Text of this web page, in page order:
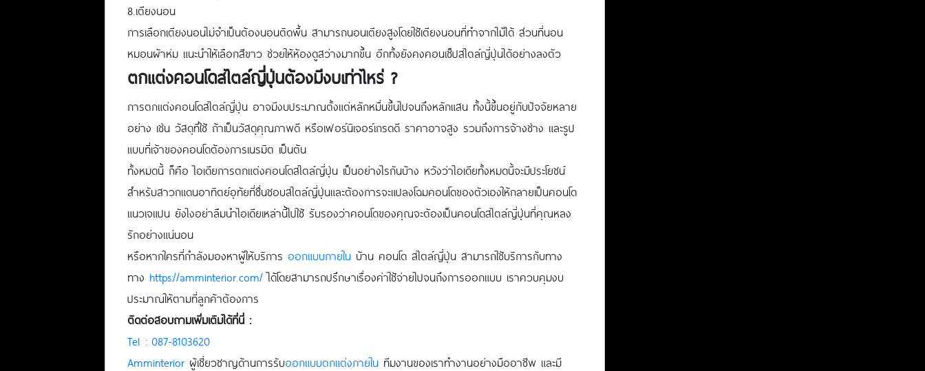
8.เตียงนอน
การเลือกเตียงนอนไม่จำเป็นต้องนอนติดพื้น สามารถนอนเตียงสูงโดยใช้เตียงนอนที่ทำจากไม้ได้ ส่วนที่นอน
หมอนผ้าห่ม แนะนำให้เลือกสีขาว ช่วยให้ห้องดูสว่างมากขึ้น อีกทั้งยังคงคอนเซ็ปสไตล์ญี่ปุ่นได้อย่างลงตัว
ตกแต่งคอนโดสไตล์ญี่ปุ่นต้องมีงบเท่าไหร่ ?
การตกแต่งคอนโดสไตล์ญี่ปุ่น อาจมีงบประมาณตั้งแต่หลักหมื่นขึ้นไปจนถึงหลักแสน ทั้งนี้ขึ้นอยู่กับปัจจัยหลาย
อย่าง เช่น วัสดุที่ใช้ ถ้าเป็นวัสดุคุณภาพดี หรือเฟอร์นิเจอร์เกรดดี ราคาอาจสูง รวมถึงการจ้างช่าง และรูป
แบบที่เจ้าของคอนโดต้องการเนรมิต เป็นต้น
ทั้งหมดนี้ ก็คือ ไอเดียการตกแต่งคอนโดสไตล์ญี่ปุ่น เป็นอย่างไรกันบ้าง หวังว่าไอเดียทั้งหมดนี้จะมีประโยชน์
สำหรับสาวกแดนอาทิตย์อุทัยที่ชื่นชอบสไตล์ญี่ปุ่นและต้องการจะแปลงโฉมคอนโดของตัวเองให้กลายเป็นคอนโด
แนวเจแปน ยังไงอย่าลืมนำไอเดียเหล่านี้ไปใช้ รับรองว่าคอนโดของคุณจะต้องเป็นคอนโดสไตล์ญี่ปุ่นที่คุณหลง
รักอย่างแน่นอน
หรือหากใครที่กำลังมองหาผู้ให้บริการ ออกแบบภายใน บ้าน คอนโด สไตล์ญี่ปุ่น สามารถใช้บริการกับทาง
ทาง https://amminterior.com/ได้โดยสามารถปรึกษาเรื่องค่าใช้จ่ายไปจนถึงการออกแบบ เราควบคุมงบ
ประมาณให้ตามที่ลูกค้าต้องการ
ติดต่อสอบถามเพิ่มเติมได้ที่นี่ :
Tel : 087-8103620
Amminterior ผู้เชี่ยวชาญด้านการรับออกแบบตกแต่งภายใน ทีมงานของเราทำงานอย่างมืออาชีพ และมี